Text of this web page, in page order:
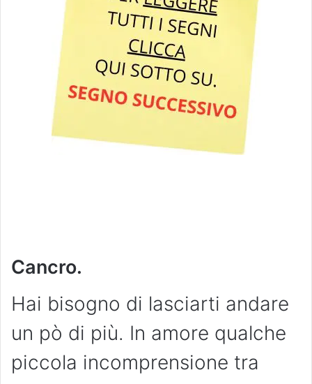
Cancro.
Hai bisogno di lasciarti andare
un pò di più. In amore qualche
piccola incomprensione tra